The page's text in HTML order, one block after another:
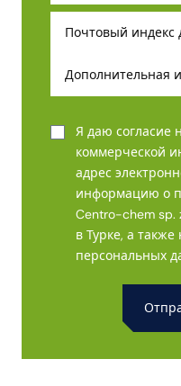
Я даю согласие
коммерческой
адрес
информацию о
Centro-chem sp.
в Турке, а
персональных